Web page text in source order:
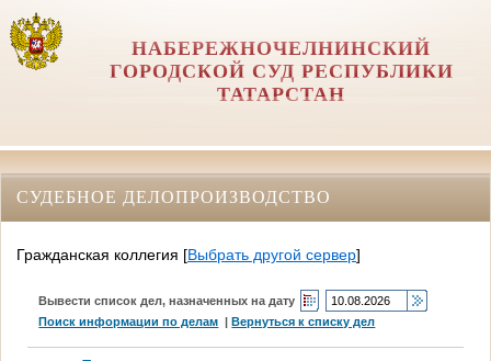
НАБЕРЕЖНОЧЕЛНИНСКИЙ
ГОРОДСКОЙ СУД РЕСПУБЛИКИ
ТАТАРСТАН
СУДЕБНОЕ ДЕЛОПРОИЗВОДСТВО
Гражданская коллегия [Выбрать другой сервер]
Вывести список дел, назначенных на дату
Поиск информации по делам |Вернуться к списку дел